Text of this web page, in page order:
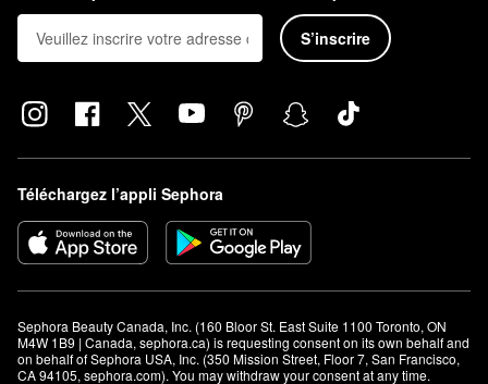
S’inscrire
Téléchargez l’appli Sephora
Sephora Beauty Canada, Inc. (160 Bloor St. East Suite 1100 Toronto, ON
M4W 1B9 | Canada, sephora.ca) is requesting consent on its own behalf and
on behalf of Sephora USA, Inc. (350 Mission Street, Floor 7, San Francisco,
CA 94105, sephora.com). You may withdraw your consent at any time.